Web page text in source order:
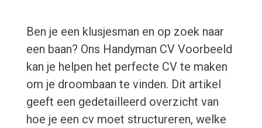
Ben je een klusjesman en op zoek naar
een baan? Ons Handyman CV Voorbeeld
kan je helpen het perfecte CV te maken
om je droombaan te vinden. Dit artikel
geeft een gedetailleerd overzicht van
hoe je een cv moet structureren, welke